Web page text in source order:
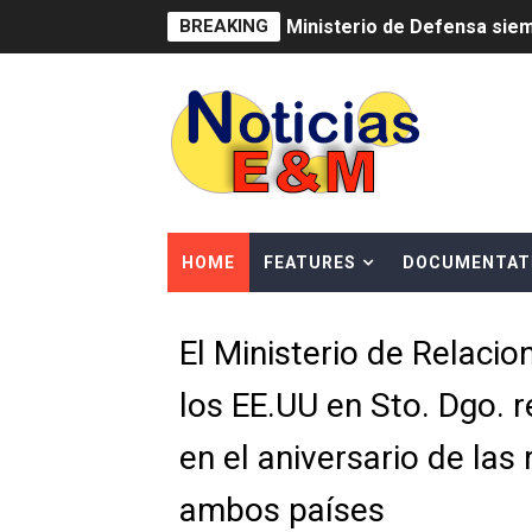
BREAKING MICM y CECCOM
Residentes en San Juan
El magistrado Henry
​Domingo Plácido critica la
Graduación XII
Fellito Suberví asegura en
Hipótesis policial sobre
CESDN urge fortalecer el
Cacerolazos, gomas
HOME FEATURES
El Ministerio de
los EE.UU en Sto.
en el aniversario de
ambos países